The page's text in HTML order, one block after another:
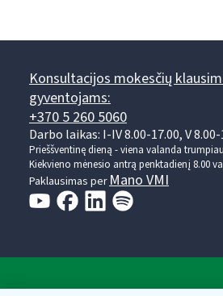
Konsultacijos mokesčių
gyventojams:
+370 5 260 5060
Darbo laikas: I-IV 8.00-17.00, V 8.00-
Prieššventinę dieną - viena valanda
Kiekvieno mėnesio antrą penktadienį 8.00
Paklausimas per Mano VMI